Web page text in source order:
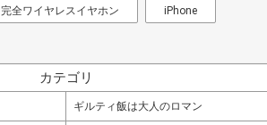
完全ワイヤレスイヤホン iPhone
カテゴリ
ギルティ飯は大人のロマン